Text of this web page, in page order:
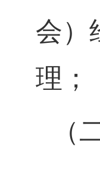
会）
理；
（